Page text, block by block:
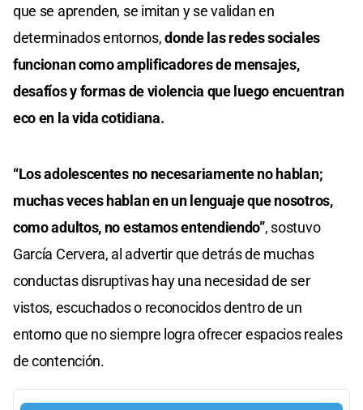
que se aprenden, se imitan y se validan en
determinados entornos,donde las redes sociales
funcionan como amplificadores de mensajes,
desafíos y formas de violencia que luego encuentran
eco en la vida cotidiana.
“Los adolescentes no necesariamente no hablan;
muchas veces hablan en un lenguaje que nosotros,
como adultos, no estamos entendiendo”, sostuvo
García Cervera, al advertir que detrás de muchas
conductas disruptivas hay una necesidad de ser
vistos, escuchados o reconocidos dentro de un
entorno que no siempre logra ofrecer espacios reales
de contención.